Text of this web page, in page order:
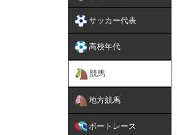
サッカー代表
高校年代
競馬
地方競馬
ボートレース